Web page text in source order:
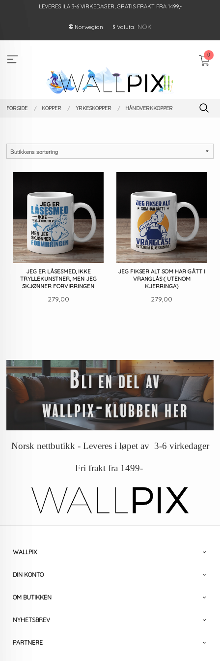
LEVERES ILA 3-6 VIRKEDAGER, GRATIS FRAKT FRA 1499,-
Norwegian Valuta: NOK
0
FORSIDE KOPPER YRKESKOPPER HÅNDVERKKOPPER
JEG ER LÅSESMED, IKKE
TRYLLEKUNSTNER, MEN JEG
SKJØNNER FORVIRRINGEN
Pris
279,00
JEG FIKSER ALT SOM HAR GÅTT I
VRANGLÅS ( UTENOM
KJERRINGA)
Pris
279,00
Norsk nettbutikk - Leveres i løpet av 3-6 virkedager
Fri frakt fra 1499-
WALLPIX
DIN KONTO
OM BUTIKKEN
NYHETSBREV
PARTNERE